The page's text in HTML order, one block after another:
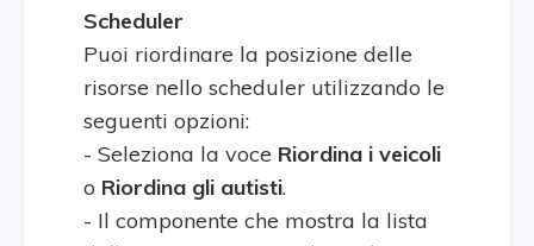
Scheduler
Puoi riordinare la posizione delle
risorse nello scheduler utilizzando le
seguenti opzioni:
- Seleziona la voce Riordina i veicoli
o Riordina gli autisti.
- Il componente che mostra la lista